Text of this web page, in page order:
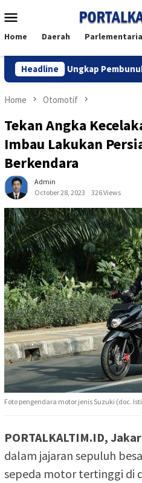
to
Menu
Home Daerah Parlementaria
Headline
Ungkap Pembunuhan Penjaga
Home Otomotif
Tekan Angka
Imbau Lakukan
Berkendara
Admin
October 28, 2023
326 Views
Foto pengendara motor jenis Suzuki (doc.
PORTALKALTIM.ID,
dalam jajaran sepuluh
sepeda motor tertinggi di